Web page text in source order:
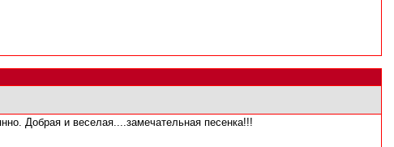
Добрая и веселая....замечательная песенка!!!